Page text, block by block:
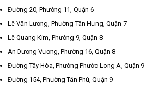
Đường 20, Phường 11, Quận 6
Lê Văn Lương, Phường Tân Hưng, Quận 7
Lê Quang Kim, Phường 9, Quận 8
An Dương Vương, Phường 16, Quận 8
Đường Tây Hòa, Phường Phước Long A, Quận 9
Đường 154, Phường Tân Phú, Quận 9